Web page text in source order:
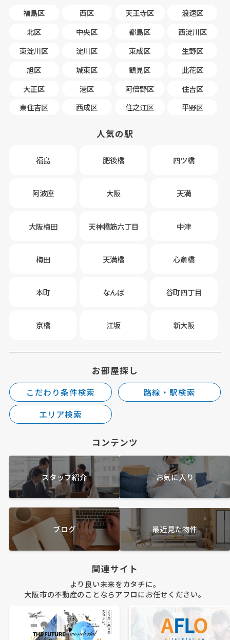
福島区 西区 天王寺区
浪速区
北区
中央区 都島区
西淀川区
東淀川区
淀川区 東成区
生野区
旭区
城東区 鶴見区
此花区
大正区
港区 阿倍野区
住吉区
東住吉区
西成区 住之江区 平野区
人気の駅
福島 肥後橋 四ツ橋
阿波座 大阪 天満
大阪梅田 天神橋筋六丁目 中津
梅田 天満橋 心斎橋
本町 なんば 谷町四丁目
京橋 江坂 新大阪
お部屋探し
こだわり条件検索
路線・駅検索
エリア検索
コンテンツ
スタッフ紹介 お気に入り
ブログ 最近見た物件
関連サイト
より良い未来をカタチに。
大阪市の不動産のことならアフロにお任せください。